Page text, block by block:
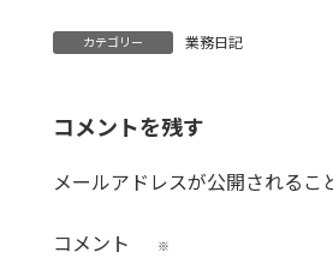
カテゴリー 業務日記
コメントを残す
メールアドレスが公開されるこ
コメント ※